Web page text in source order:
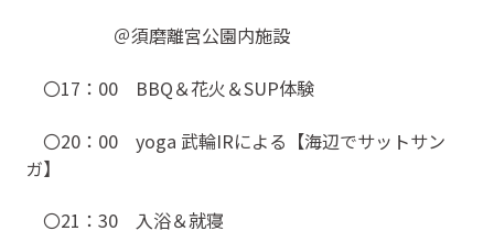
＠須磨離宮公園内施設
〇17：00 BBQ＆花火＆SUP体験
〇20：00 yoga 武輪IRによる【海辺でサットサン
ガ】
〇21：30 入浴＆就寝